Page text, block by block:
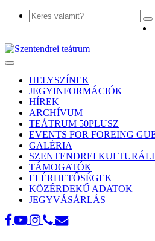
Toggle
navigationHELYSZÍNEK
JEGYINFORMÁCIÓK
HÍREK
ARCHÍVUM
TEÁTRUM 50PLUSZ
EVENTS FOR FOREING
GALÉRIA
SZENTENDREI
TÁMOGATÓK
ELÉRHETŐSÉGEK
KÖZÉRDEKŰ ADATOK
JEGYVÁSÁRLÁS